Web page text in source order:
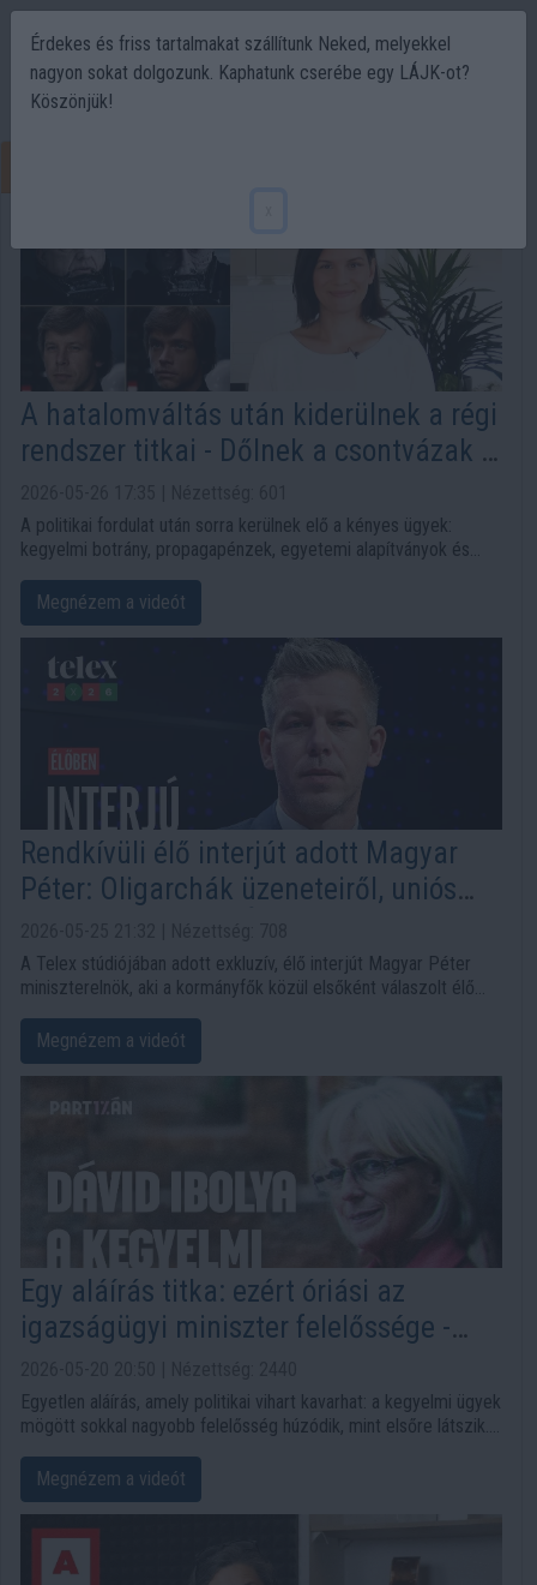
A hatalomváltás után kiderülnek a régi
rendszer titkai - Dőlnek a csontvázak a
A politikai fordulat után sorra kerülnek elő a kényes ügyek:
kegyelmi botrány, propagapénzek, egyetemi alapítványok és
legnagyobb kérdése az, hogy valódi elszámoltatás jön-e, vagy
csak új szereplők ülnek a régi rendszer helyére.
Megnézem a videót
Rendkívüli élő interjút adott Magyar
Péter: Oligarchák üzeneteiről, uniós
beszélt
A Telex stúdiójában adott exkluzív, élő interjút Magyar Péter
miniszterelnök, aki a kormányfők közül elsőként válaszolt élő
hétvégén megbénult vasúti közlekedésről, a Brüsszellel
folytatott tárgyalásokról, a tervezett elszámoltatásokról,
valamint a kormányzati struktúra átalakításáról is.
Megnézem a videót
Egy aláírás titka: ezért óriási az
igazságügyi miniszter felelőssége -
Egyetlen aláírás, amely politikai vihart kavarhat: a kegyelmi ügyek
mögött sokkal nagyobb felelősség húzódik, mint elsőre látszik.
formaság, hanem olyan döntési pont, amely az
igazságszolgáltatásba vetett bizalmat is érintheti.
Megnézem a videót
Érdekes és friss tartalmakat szállítunk Neked, melyekkel
nagyon sokat dolgozunk. Kaphatunk cserébe egy LÁJK-ot?
Köszönjük!